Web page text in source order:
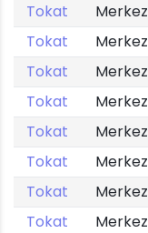
Tokat
Merkez
Tokat
Merkez
Tokat
Merkez
Tokat
Merkez
Tokat
Merkez
Tokat
Merkez
Tokat
Merkez
Tokat
Merkez